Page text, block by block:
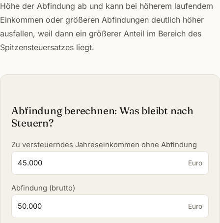
Höhe der Abfindung ab und kann bei höherem laufendem
Einkommen oder größeren Abfindungen deutlich höher
ausfallen, weil dann ein größerer Anteil im Bereich des
Spitzensteuersatzes liegt.
Abfindung berechnen: Was bleibt nach
Steuern?
Zu versteuerndes Jahreseinkommen ohne Abfindung
Euro
Abfindung (brutto)
Euro